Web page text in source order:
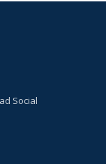
Social